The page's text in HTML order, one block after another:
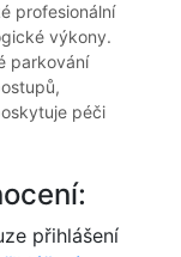
profesionální
výkony.
parkování
péči
přihlášení